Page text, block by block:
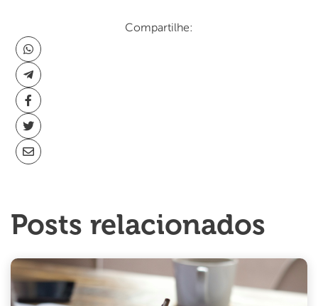
Compartilhe:
Posts relacionados